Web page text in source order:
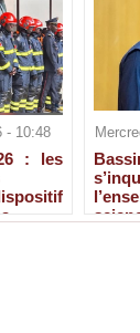
- 10:48
: les